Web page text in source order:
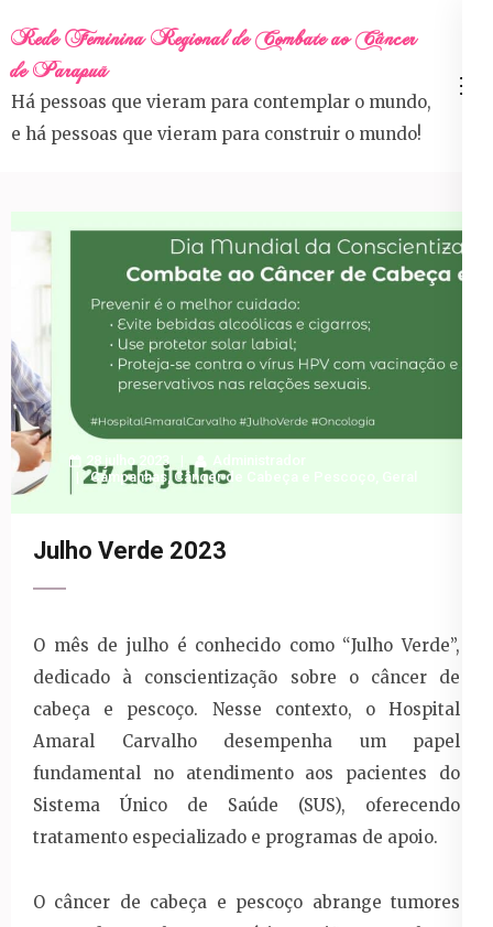
to
content
(Press
Enter)
Rede Feminina Regional de Combate ao Câncer
de Parapuã
Há pessoas que vieram para contemplar o mundo,
e há pessoas que vieram para construir o mundo!
28 julho 2023
Administrador
Campanhas,Câncer de Cabeça e Pescoço
Julho Verde 2023
O mês de julho é conhecido como “Julho Verde”,
dedicado à conscientização sobre o câncer de
cabeça e pescoço. Nesse contexto, o Hospital
Amaral Carvalho desempenha um papel
fundamental no atendimento aos pacientes do
Sistema Único de Saúde (SUS), oferecendo
tratamento especializado e programas de apoio.
O câncer de cabeça e pescoço abrange tumores